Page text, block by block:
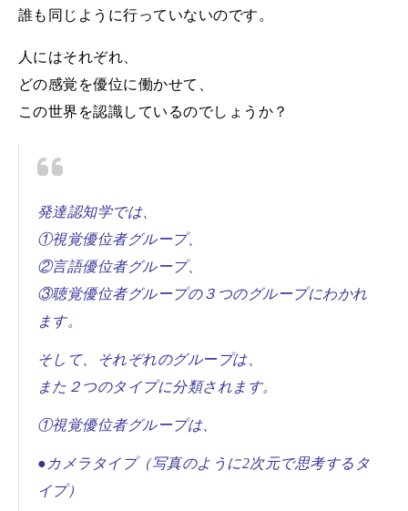
誰も同じように行っていないのです。
人にはそれぞれ、
どの感覚を優位に働かせて、
この世界を認識しているのでしょうか？
発達認知学では、
①視覚優位者グループ、
②言語優位者グループ、
③聴覚優位者グループの３つのグループにわかれ
ます。
そして、それぞれのグループは、
また２つのタイプに分類されます。
①視覚優位者グループは、
●カメラタイプ（写真のように2次元で思考するタ
イプ）